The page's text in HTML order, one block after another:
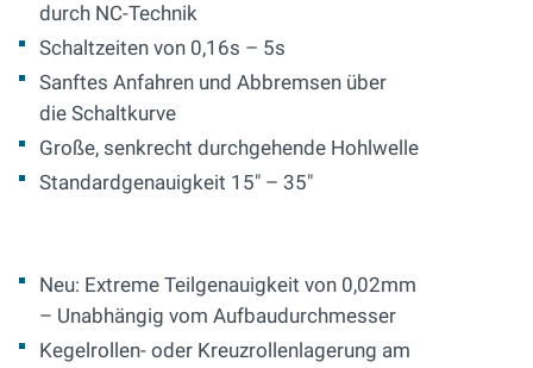
durch NC-Technik
Schaltzeiten von 0,16s – 5s
Sanftes Anfahren und Abbremsen über
die Schaltkurve
Große, senkrecht durchgehende Hohlwelle
Standardgenauigkeit 15" – 35"
Neu: Extreme Teilgenauigkeit von 0,02mm
– Unabhängig vom Aufbaudurchmesser
Kegelrollen- oder Kreuzrollenlagerung am